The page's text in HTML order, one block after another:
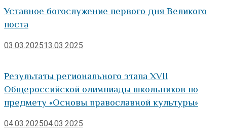
Уставное богослужение первого дня Великого
поста
03.03.202513.03.2025
Результаты регионального этапа XVII
Общероссийской олимпиады школьников по
предмету «Основы православной культуры»
04.03.202504.03.2025